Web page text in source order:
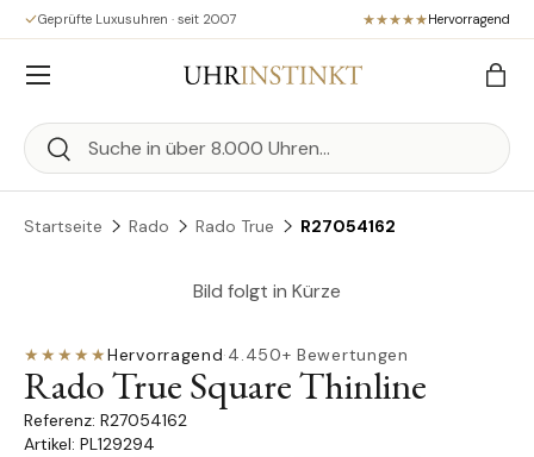
Direkt zum Inhalt
Geprüfte Luxusuhren · seit 2007 Hervorragend
Suchen
Suchen
Menü
Startseite Rado Rado True R27054162
Bild folgt in Kürze
★★★★★Hervorragend·4.450+ Bewertungen
Rado True Square Thinline
R27054162
Artikel: PL129294